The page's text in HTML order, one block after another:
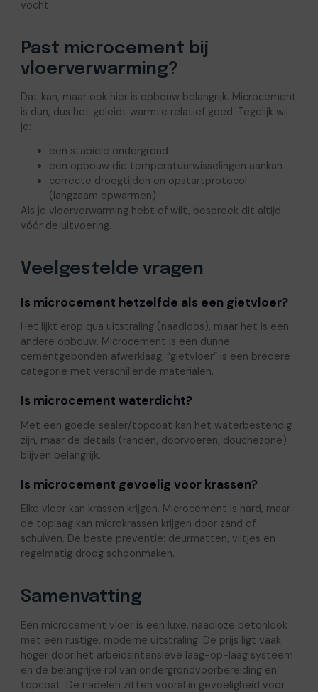
vocht.
Past microcement bij
vloerverwarming?
Dat kan, maar ook hier is opbouw belangrijk. Microcement
is dun, dus het geleidt warmte relatief goed. Tegelijk wil
je:
een stabiele ondergrond
een opbouw die temperatuurwisselingen aankan
correcte droogtijden en opstartprotocol
(langzaam opwarmen)
Als je vloerverwarming hebt of wilt, bespreek dit altijd
vóór de uitvoering.
Veelgestelde vragen
Is microcement hetzelfde als een gietvloer?
Het lijkt erop qua uitstraling (naadloos), maar het is een
andere opbouw. Microcement is een dunne
cementgebonden afwerklaag; “gietvloer” is een bredere
categorie met verschillende materialen.
Is microcement waterdicht?
Met een goede sealer/topcoat kan het waterbestendig
zijn, maar de details (randen, doorvoeren, douchezone)
blijven belangrijk.
Is microcement gevoelig voor krassen?
Elke vloer kan krassen krijgen. Microcement is hard, maar
de toplaag kan microkrassen krijgen door zand of
schuiven. De beste preventie: deurmatten, viltjes en
regelmatig droog schoonmaken.
Samenvatting
Een microcement vloer is een luxe, naadloze betonlook
met een rustige, moderne uitstraling. De prijs ligt vaak
hoger door het arbeidsintensieve laag-op-laag systeem
en de belangrijke rol van ondergrondvoorbereiding en
topcoat. De nadelen zitten vooral in gevoeligheid voor